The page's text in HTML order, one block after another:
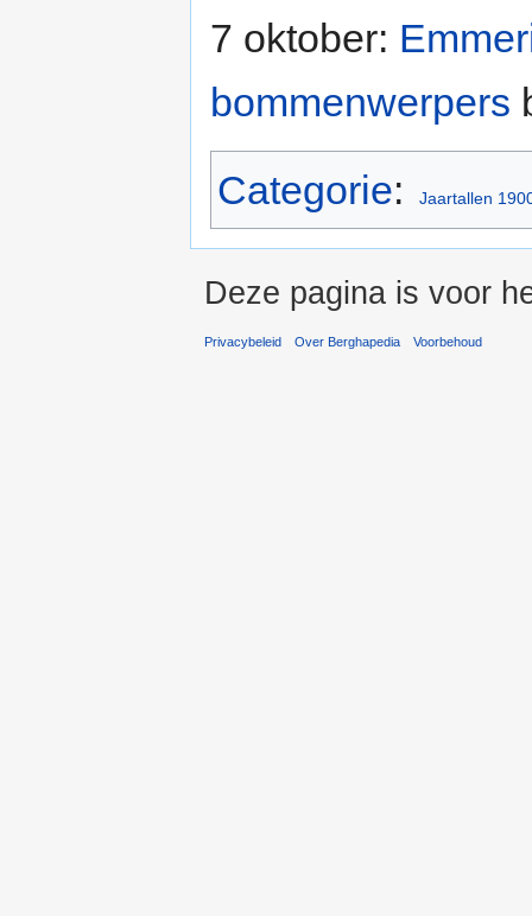
7 oktober:
bommenwerpers
Categorie: Jaartallen
Deze pagina is voor
Privacybeleid Over Berghapedia Voorbehoud